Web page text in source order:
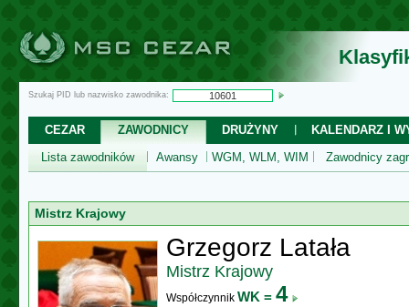
Szukaj PID lub nazwisko zawodnika:
CEZAR ZAWODNICY DRUŻYNY
KALENDARZ I
Lista zawodników
Awansy WGM, WLM, WIM Zawodnicy
Mistrz Krajowy
Grzegorz Latała
Mistrz Krajowy
Współczynnik WK = 4